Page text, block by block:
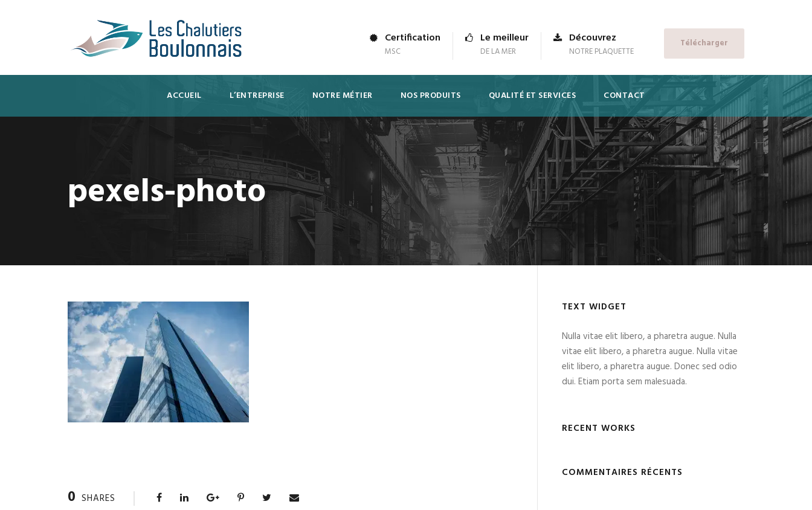
Certification
MSC
Le meilleur
DE LA MER
Découvrez
NOTRE PLAQUETTE
Télécharger
ACCUEIL L’ENTREPRISE NOTRE MÉTIER NOS PRODUITS QUALITÉ ET SERVICES CONTACT
pexels-photo
0 SHARES
TEXT WIDGET
Nulla vitae elit libero, a pharetra augue. Nulla
vitae elit libero, a pharetra augue. Nulla vitae
elit libero, a pharetra augue. Donec sed odio
dui. Etiam porta sem malesuada.
RECENT WORKS
COMMENTAIRES RÉCENTS